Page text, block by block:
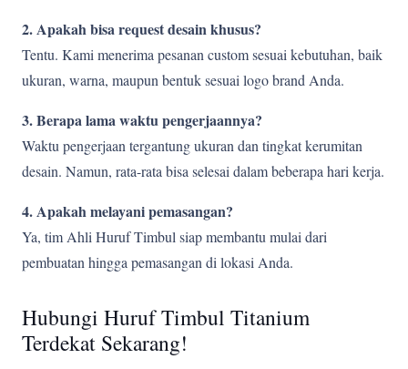
2. Apakah bisa request desain khusus?
Tentu. Kami menerima pesanan custom sesuai kebutuhan, baik
ukuran, warna, maupun bentuk sesuai logo brand Anda.
3. Berapa lama waktu pengerjaannya?
Waktu pengerjaan tergantung ukuran dan tingkat kerumitan
desain. Namun, rata-rata bisa selesai dalam beberapa hari kerja.
4. Apakah melayani pemasangan?
Ya, tim Ahli Huruf Timbul siap membantu mulai dari
pembuatan hingga pemasangan di lokasi Anda.
Hubungi Huruf Timbul Titanium
Terdekat Sekarang!